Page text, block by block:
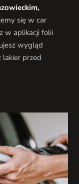
się w car
w aplikacji folii
wygląd
lakier przed